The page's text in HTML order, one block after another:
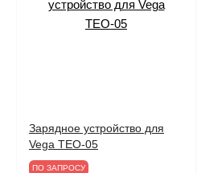
Зарядное устройство для
Vega TEO-05
ПО ЗАПРОСУ